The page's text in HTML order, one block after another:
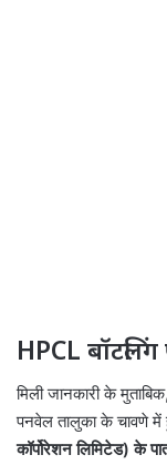
HPCL
मिली जानकारी के
पनवेल तालुका के चावणे
कॉर्पोरेशन लिमिटेड) के